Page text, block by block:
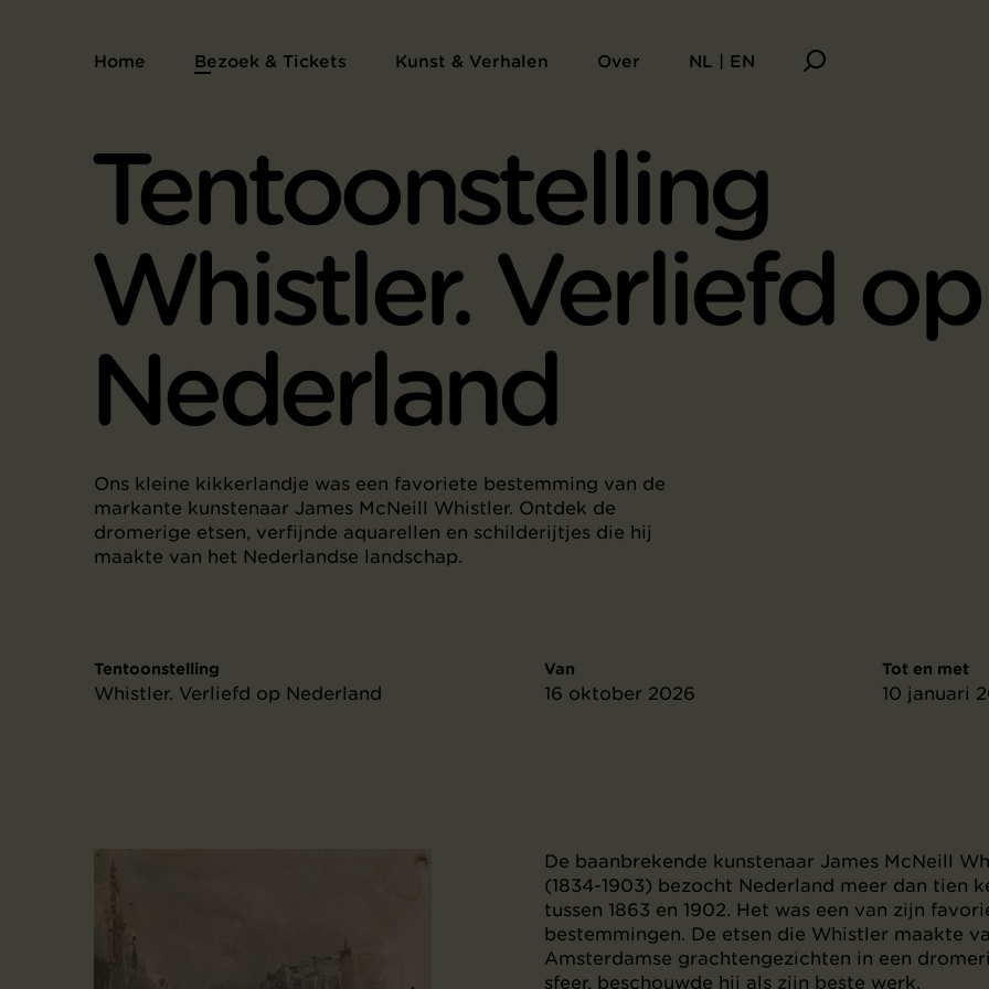
Home Bezoek & Tickets Kunst & Verhalen Over NL | EN
Tentoonstelling
Whistler. Verliefd op
Nederland
Ons kleine kikkerlandje was een favoriete bestemming van de
markante kunstenaar James McNeill Whistler. Ontdek de
dromerige etsen, verfijnde aquarellen en schilderijtjes die hij
maakte van het Nederlandse landschap.
Tentoonstelling
Whistler. Verliefd op Nederland
Van
16 oktober 2026
Tot en met
10 januari
De baanbrekende kunstenaar James McNeill
(1834-1903) bezocht Nederland meer dan tien
tussen 1863 en 1902. Het was een van zijn
bestemmingen. De etsen die Whistler maakte
Amsterdamse grachtengezichten in een
sfeer, beschouwde hij als zijn beste werk.